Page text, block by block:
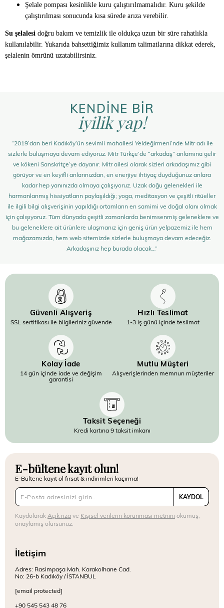
Şelale pompası kesinlikle kuru çalıştırılmamalıdır. Kuru şekilde
çalıştırılması sonucunda kısa sürede arıza verebilir.
Su şelalesi doğru bakım ve temizlik ile oldukça uzun bir süre rahatlıkla
kullanılabilir. Yukarıda bahsettiğimiz kullanım talimatlarına dikkat ederek,
şelalenin ömrünü uzatabilirsiniz.
KENDİNE BİR
iyilik yap!
“2019’dan beri Kadıköy’ün sevimli mahallesi Yeldeğirmeni’nde Mitr adı ile
sizlerle buluşmaya devam ediyoruz. Mitr Türkçe’de “arkadaş” anlamına gelir
ve kökeni Sanskritçe’ye dayanır. Mitr ailesi olarak sizleri arkadaşımız gibi
görüyor ve en keyifli anlarınızdan, en enerjiye ihtiyaç duyduğunuz anlara
kadar hep yanınızda olmaya çalışıyoruz. Uzak doğu gelenekleri ile
harmanlanmış hissiyatların paylaşıldığı; yoga, meditasyon ve çeşitli ritüeller
ile ilgili bilgi alışverişinin yapıldığı ortamların en samimi ve doğal olanı olmak
için çalışıyoruz. Tüm dünyada çeşitli zamanlarda benimsenmiş geleneklere ve
bu geleneklere ait ürünlere ulaşmanız için geniş ürün yelpazemiz ile hem
mağazamızda, hem web sitemizde sizlerle buluşmaya devam edeceğiz.
Arkadaşınız hep burada olacak…”
Güvenli Alışveriş
SSL sertifikası ile bilgileriniz güvende
Hızlı Teslimat
1-3 iş günü içinde teslimat
Kolay İade
14 gün içinde iade ve değişim
garantisi
Mutlu Müşteri
Alışverişlerinden memnun müşteriler
Taksit Seçeneği
Kredi kartına 9 taksit imkanı
E-bültene kayıt olun!
E-Bültene kayıt ol fırsat & indirimleri kaçırma!
KAYDOL
Kaydolarak Açık rızave Kişisel verilerin korunması metnini okumuş,
onaylamış olursunuz.
İletişim
Adres: Rasimpaşa Mah. Karakolhane Cad.
No: 26-b Kadıköy / İSTANBUL
[email protected]
+90 545 543 48 76